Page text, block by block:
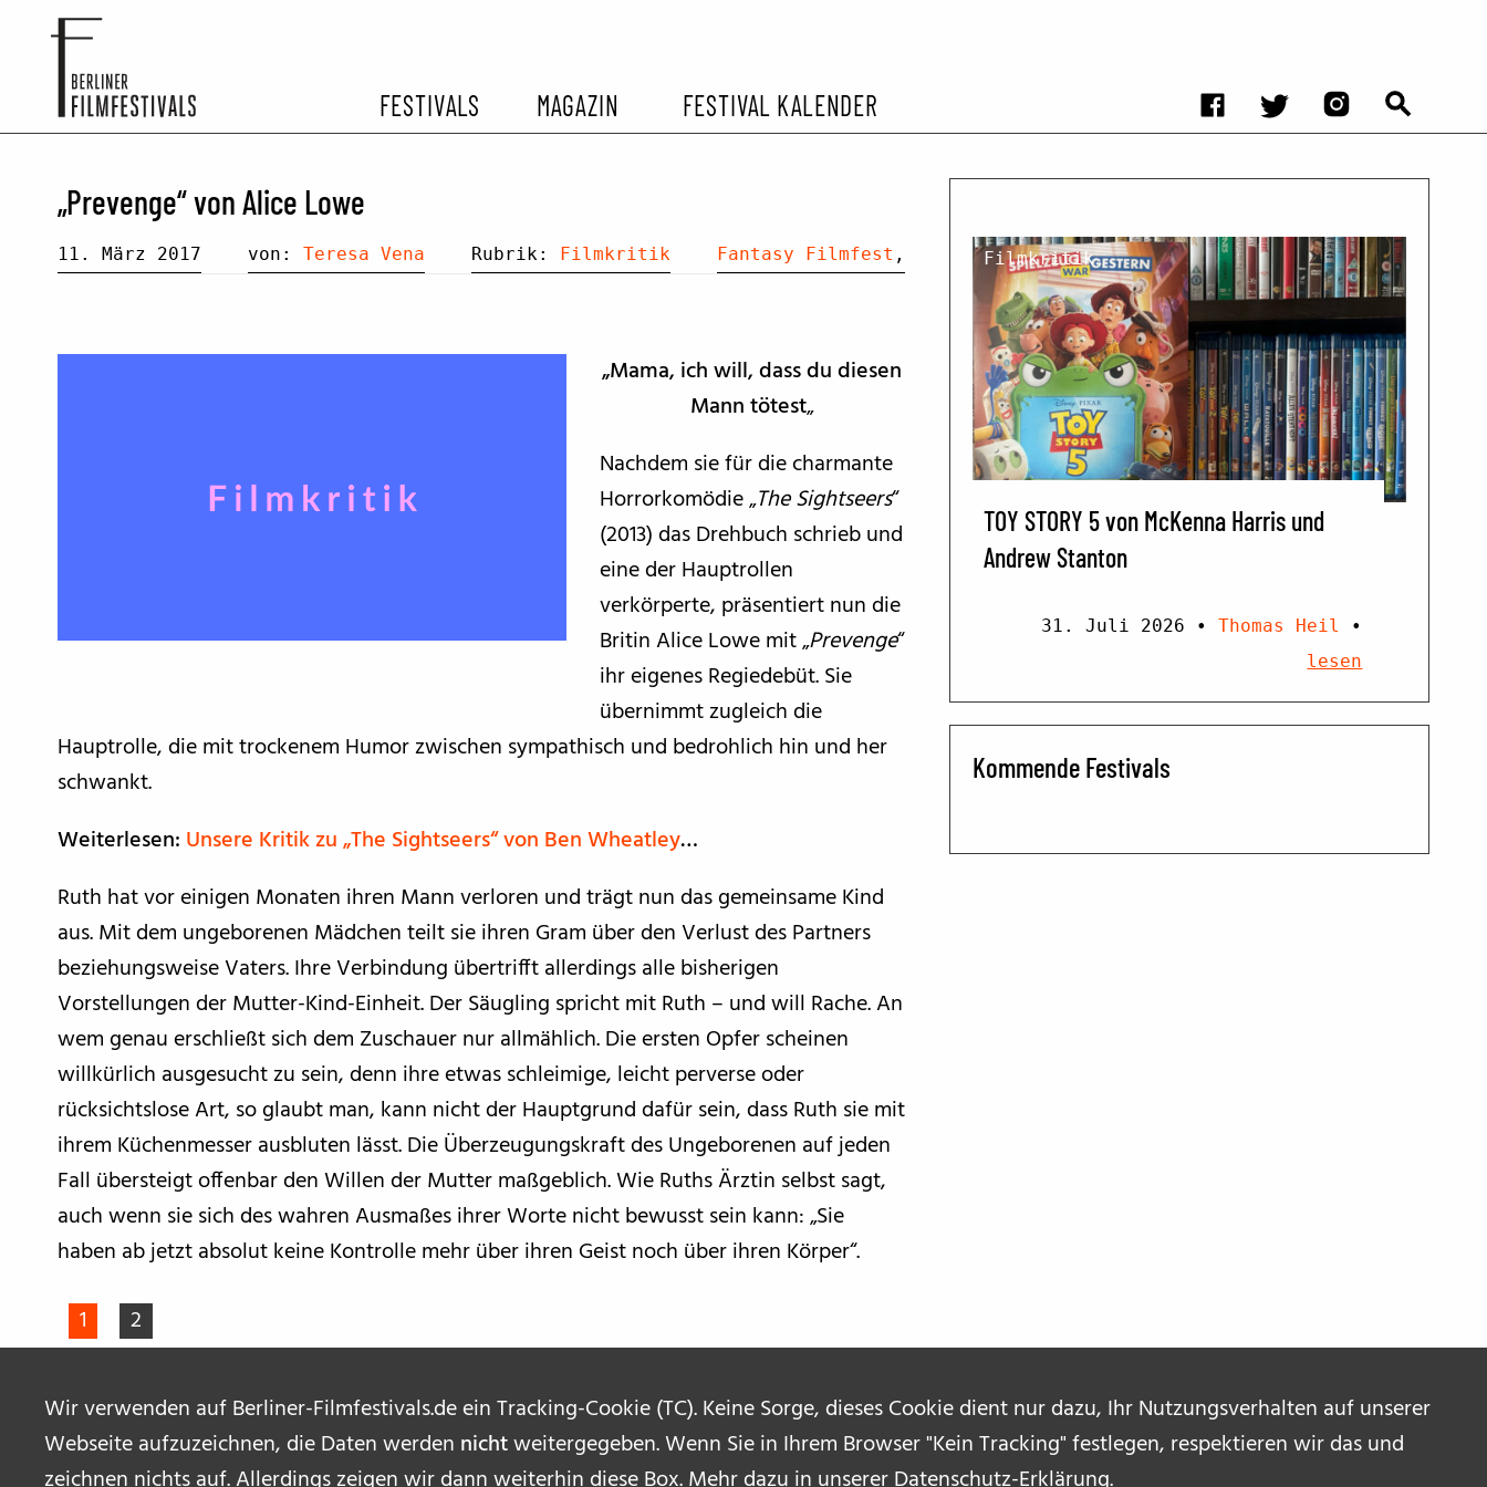
Wir verwenden auf Berliner-Filmfestivals.de ein Tracking-Cookie (TC). Keine Sorge, dieses Cookie dient nur dazu, Ihr Nutzungsverhalten auf unserer
Webseite aufzuzeichnen, die Daten werden nichtweitergegeben. Wenn Sie in Ihrem Browser "Kein Tracking" festlegen, respektieren wir das und
FESTIVALS
ARCHIV EHEMALIGER FILMFESTIVALS
MAGAZIN
FESTIVALBERICHTE
FILMKRITIKEN
FILM- UND SERIEN-TIPPS
BFF ON THE ROAD
FESTIVAL KALENDER
„Prevenge“ von Alice Lowe
11. März 2017 von: Teresa Vena Rubrik: Filmkritik Fantasy Filmfest ,
„Mama, ich will, dass du diesen
Mann tötest„
Nachdem sie für die charmante
Horrorkomödie „The Sightseers“
(2013) das Drehbuch schrieb und
eine der Hauptrollen
verkörperte, präsentiert nun die
Britin Alice Lowe mit „Prevenge“
ihr eigenes Regiedebüt. Sie
übernimmt zugleich die
Hauptrolle, die mit trockenem Humor zwischen sympathisch und bedrohlich hin und her
schwankt.
Weiterlesen: Unsere Kritik zu „The Sightseers“ von Ben Wheatley…
Ruth hat vor einigen Monaten ihren Mann verloren und trägt nun das gemeinsame Kind
aus. Mit dem ungeborenen Mädchen teilt sie ihren Gram über den Verlust des Partners
beziehungsweise Vaters. Ihre Verbindung übertrifft allerdings alle bisherigen
Vorstellungen der Mutter-Kind-Einheit. Der Säugling spricht mit Ruth – und will Rache. An
wem genau erschließt sich dem Zuschauer nur allmählich. Die ersten Opfer scheinen
willkürlich ausgesucht zu sein, denn ihre etwas schleimige, leicht perverse oder
rücksichtslose Art, so glaubt man, kann nicht der Hauptgrund dafür sein, dass Ruth sie mit
ihrem Küchenmesser ausbluten lässt. Die Überzeugungskraft des Ungeborenen auf jeden
Fall übersteigt offenbar den Willen der Mutter maßgeblich. Wie Ruths Ärztin selbst sagt,
auch wenn sie sich des wahren Ausmaßes ihrer Worte nicht bewusst sein kann: „Sie
haben ab jetzt absolut keine Kontrolle mehr über ihren Geist noch über ihren Körper“.
1
2
Filmkritik
TOY STORY 5 von McKenna Harris und
Andrew Stanton
31. Juli 2026 • Thomas Heil
•
lesen
Kommende Festivals